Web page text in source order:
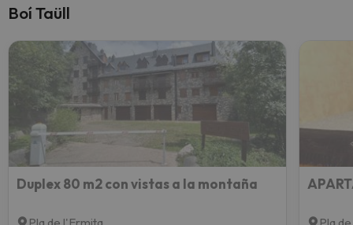
Boí Taüll
Duplex 80 m2 con vistas a la montaña